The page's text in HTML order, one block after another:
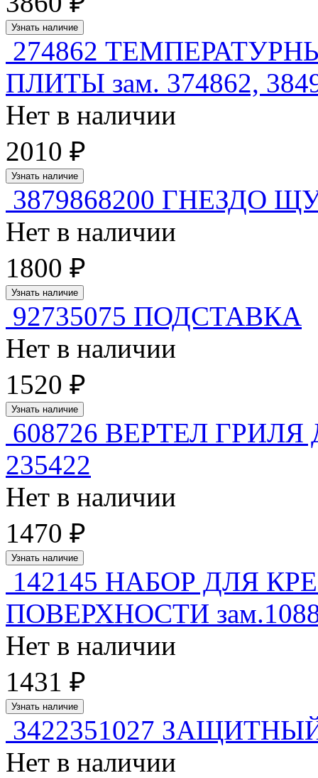
Узнать наличие
274862
ПЛИТЫ зам. 374862,
Нет в наличии
2010 ₽
Узнать наличие
3879868200 ГНЕЗДО
Нет в наличии
1800 ₽
Узнать наличие
92735075 ПОДСТАВКА
Нет в наличии
1520 ₽
Узнать наличие
608726 ВЕРТЕЛ
235422
Нет в наличии
1470 ₽
Узнать наличие
142145 НАБОР ДЛЯ
ПОВЕРХНОСТИ
Нет в наличии
1431 ₽
Узнать наличие
3422351027
Нет в наличии